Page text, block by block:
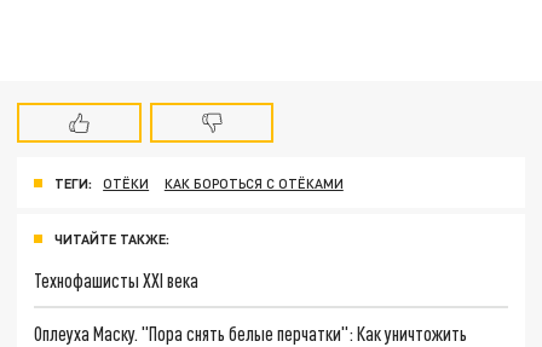
ТЕГИ: ОТЁКИ КАК БОРОТЬСЯ С ОТЁКАМИ
ЧИТАЙТЕ ТАКЖЕ:
Технофашисты XXI века
Оплеуха Маску. "Пора снять белые перчатки": Как уничтожить